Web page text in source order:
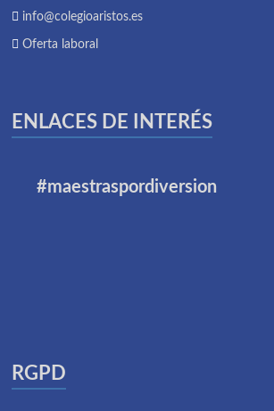
info@colegioaristos.es
Oferta laboral
ENLACES DE INTERÉS
#maestraspordiversion
RGPD